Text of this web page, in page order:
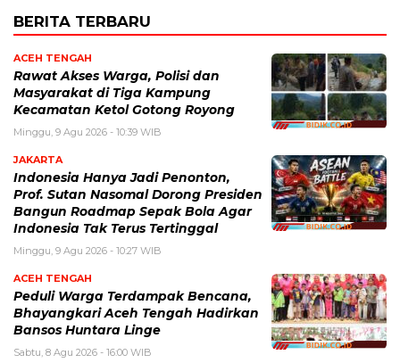
BERITA TERBARU
ACEH TENGAH
Rawat Akses Warga, Polisi dan
Masyarakat di Tiga Kampung
Kecamatan Ketol Gotong Royong
Minggu, 9 Agu 2026 - 10:39 WIB
JAKARTA
Indonesia Hanya Jadi Penonton,
Prof. Sutan Nasomal Dorong Presiden
Bangun Roadmap Sepak Bola Agar
Indonesia Tak Terus Tertinggal
Minggu, 9 Agu 2026 - 10:27 WIB
ACEH TENGAH
Peduli Warga Terdampak Bencana,
Bhayangkari Aceh Tengah Hadirkan
Bansos Huntara Linge
Sabtu, 8 Agu 2026 - 16:00 WIB